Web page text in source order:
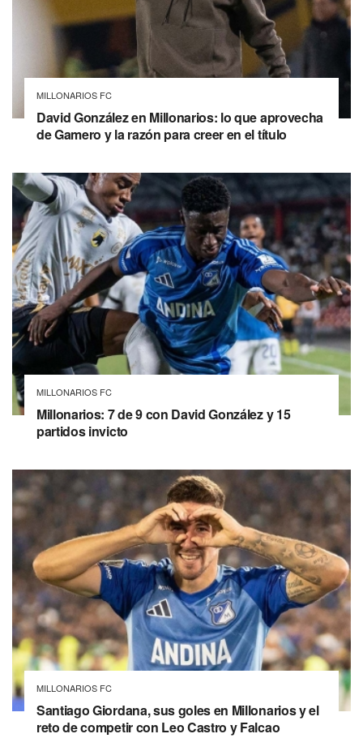
MILLONARIOS FC
David González en Millonarios: lo que aprovecha
de Gamero y la razón para creer en el título
MILLONARIOS FC
Millonarios: 7 de 9 con David González y 15
partidos invicto
MILLONARIOS FC
Santiago Giordana, sus goles en Millonarios y el
reto de competir con Leo Castro y Falcao